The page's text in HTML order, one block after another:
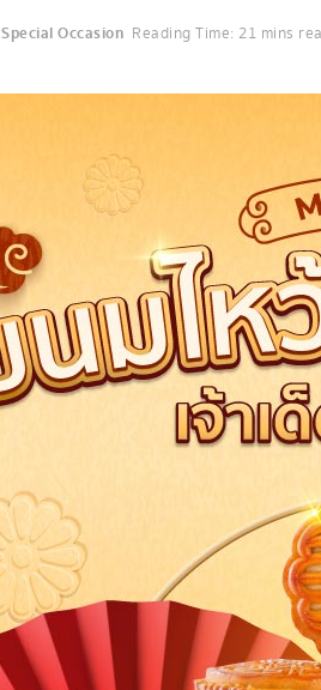
Special Occasion Reading Time: 21 mins